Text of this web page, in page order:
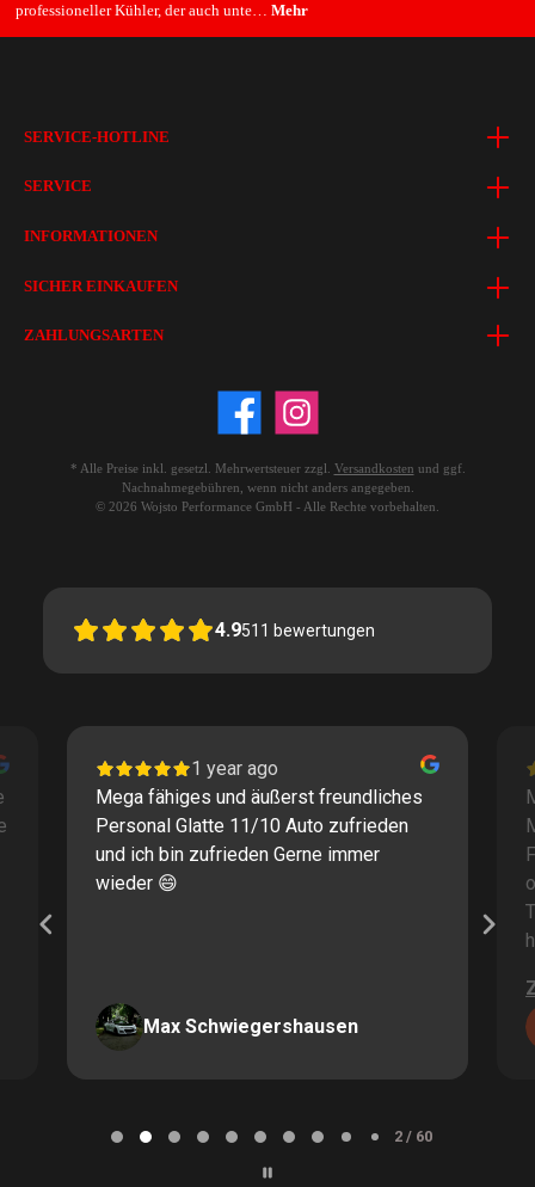
professioneller Kühler, der auch unte… Mehr
SERVICE-HOTLINE
SERVICE
INFORMATIONEN
SICHER EINKAUFEN
ZAHLUNGSARTEN
* Alle Preise inkl. gesetzl. Mehrwertsteuer zzgl. Versandkosten und ggf.
Nachnahmegebühren, wenn nicht anders angegeben.
© 2026 Wojsto Performance GmbH - Alle Rechte vorbehalten.
4.9511 bewertungen
1 year ago
Mega fähiges und äußerst freundliches
Personal Glatte 11/10 Auto zufrieden
und ich bin zufrieden Gerne immer
wieder 😄
Max Schwiegershausen
2 / 60